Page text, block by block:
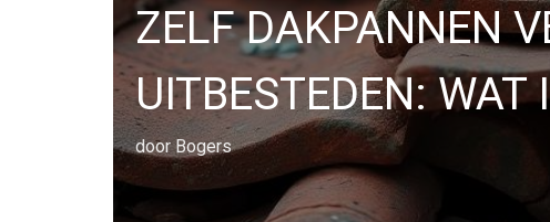
ZELF DAKPANNEN
UITBESTEDEN: WAT
door Bogers